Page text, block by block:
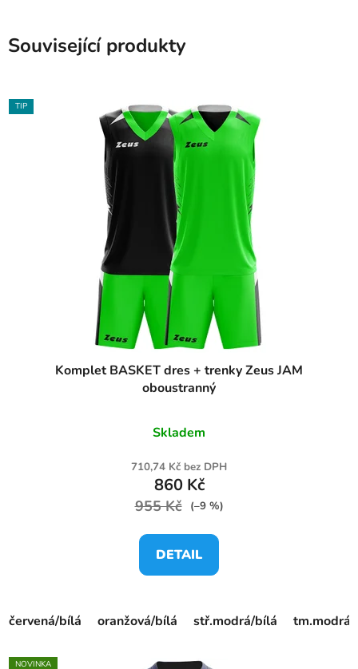
Související produkty
TIP
Komplet BASKET dres + trenky Zeus JAM
oboustranný
Skladem
710,74 Kč bez DPH
860 Kč
955 Kč (–9 %)
DETAIL
červená/bílá oranžová/bílá stř.modrá/bílá
NOVINKA